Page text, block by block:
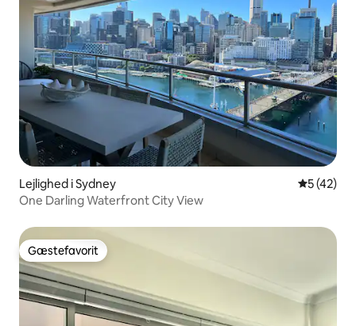
Lejlighed i Sydney 5 ud af 5 i
5 (42)
One Darling Waterfront City View
Gæstefavorit
Gæstefavorit